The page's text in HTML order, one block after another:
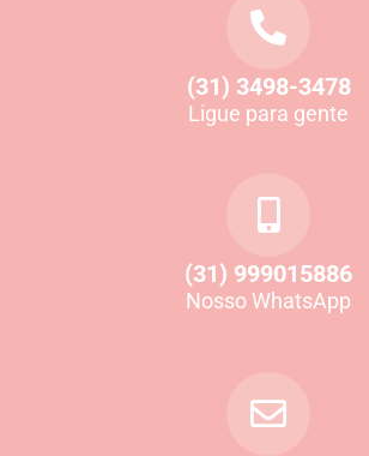
(31) 3498-3478
Ligue para gente
(31) 999015886
Nosso WhatsApp